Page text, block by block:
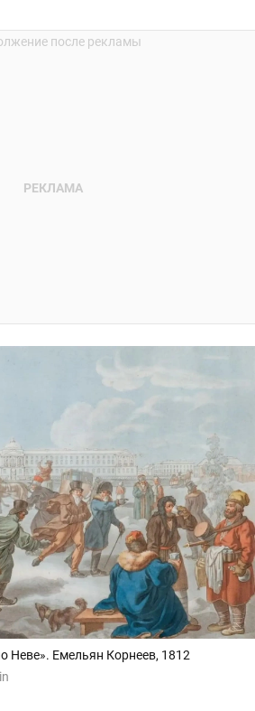
Неве». Емельян Корнеев, 1812